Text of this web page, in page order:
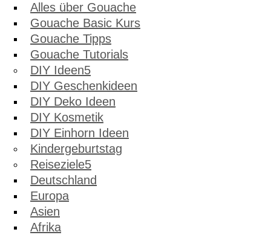
Alles über Gouache
Gouache Basic Kurs
Gouache Tipps
Gouache Tutorials
DIY Ideen
DIY Geschenkideen
DIY Deko Ideen
DIY Kosmetik
DIY Einhorn Ideen
Kindergeburtstag
Reiseziele
Deutschland
Europa
Asien
Afrika